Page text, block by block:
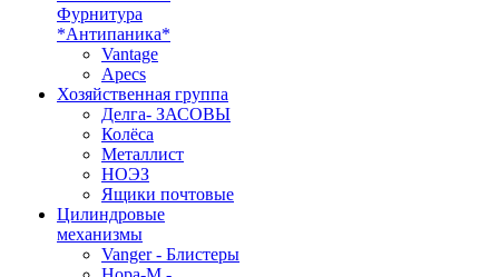
Фурнитура
*Антипаника*
Vantage
Apecs
Хозяйственная группа
Делга- ЗАСОВЫ
Колёса
Металлист
НОЭЗ
Ящики почтовые
Цилиндровые
механизмы
Vanger - Блистеры